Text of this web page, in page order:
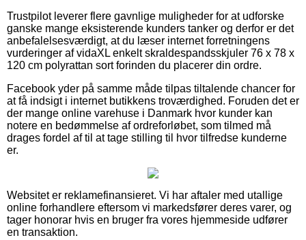
Trustpilot leverer flere gavnlige muligheder for at udforske
ganske mange eksisterende kunders tanker og derfor er det
anbefalelsesværdigt, at du læser internet forretningens
vurderinger af vidaXL enkelt skraldespandsskjuler 76 x 78 x
120 cm polyrattan sort forinden du placerer din ordre.
Facebook yder på samme måde tilpas tiltalende chancer for
at få indsigt i internet butikkens troværdighed. Foruden det er
der mange online varehuse i Danmark hvor kunder kan
notere en bedømmelse af ordreforløbet, som tilmed må
drages fordel af til at tage stilling til hvor tilfredse kunderne
er.
Websitet er reklamefinansieret. Vi har aftaler med utallige
online forhandlere eftersom vi markedsfører deres varer, og
tager honorar hvis en bruger fra vores hjemmeside udfører
en transaktion.